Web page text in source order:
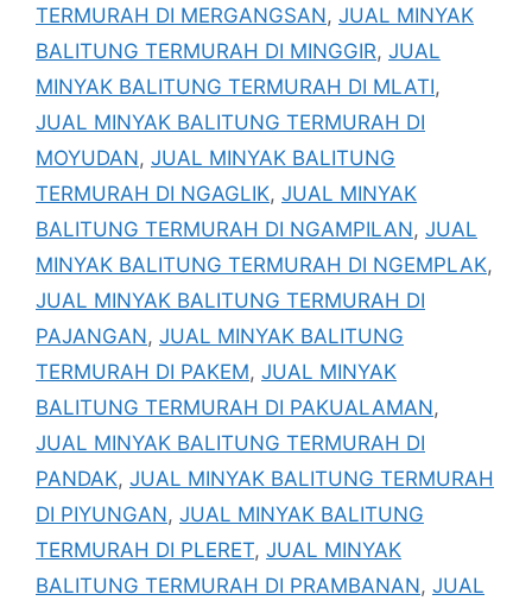
TERMURAH DI MERGANGSAN, JUAL MINYAK
BALITUNG TERMURAH DI MINGGIR, JUAL
MINYAK BALITUNG TERMURAH DI MLATI,
JUAL MINYAK BALITUNG TERMURAH DI
MOYUDAN, JUAL MINYAK BALITUNG
TERMURAH DI NGAGLIK, JUAL MINYAK
BALITUNG TERMURAH DI NGAMPILAN, JUAL
MINYAK BALITUNG TERMURAH DI NGEMPLAK,
JUAL MINYAK BALITUNG TERMURAH DI
PAJANGAN, JUAL MINYAK BALITUNG
TERMURAH DI PAKEM, JUAL MINYAK
BALITUNG TERMURAH DI PAKUALAMAN,
JUAL MINYAK BALITUNG TERMURAH DI
PANDAK, JUAL MINYAK BALITUNG TERMURAH
DI PIYUNGAN, JUAL MINYAK BALITUNG
TERMURAH DI PLERET, JUAL MINYAK
BALITUNG TERMURAH DI PRAMBANAN, JUAL